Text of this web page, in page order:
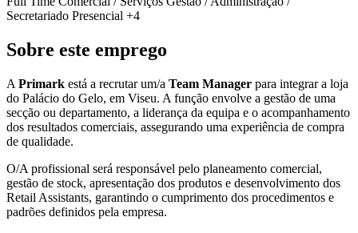
Secretariado Presencial +4
Sobre este emprego
A Primark está a recrutar um/a Team Manager para integrar a loja
do Palácio do Gelo, em Viseu. A função envolve a gestão de uma
secção ou departamento, a liderança da equipa e o acompanhamento
dos resultados comerciais, assegurando uma experiência de compra
de qualidade.
O/A profissional será responsável pelo planeamento comercial,
gestão de stock, apresentação dos produtos e desenvolvimento dos
Retail Assistants, garantindo o cumprimento dos procedimentos e
padrões definidos pela empresa.